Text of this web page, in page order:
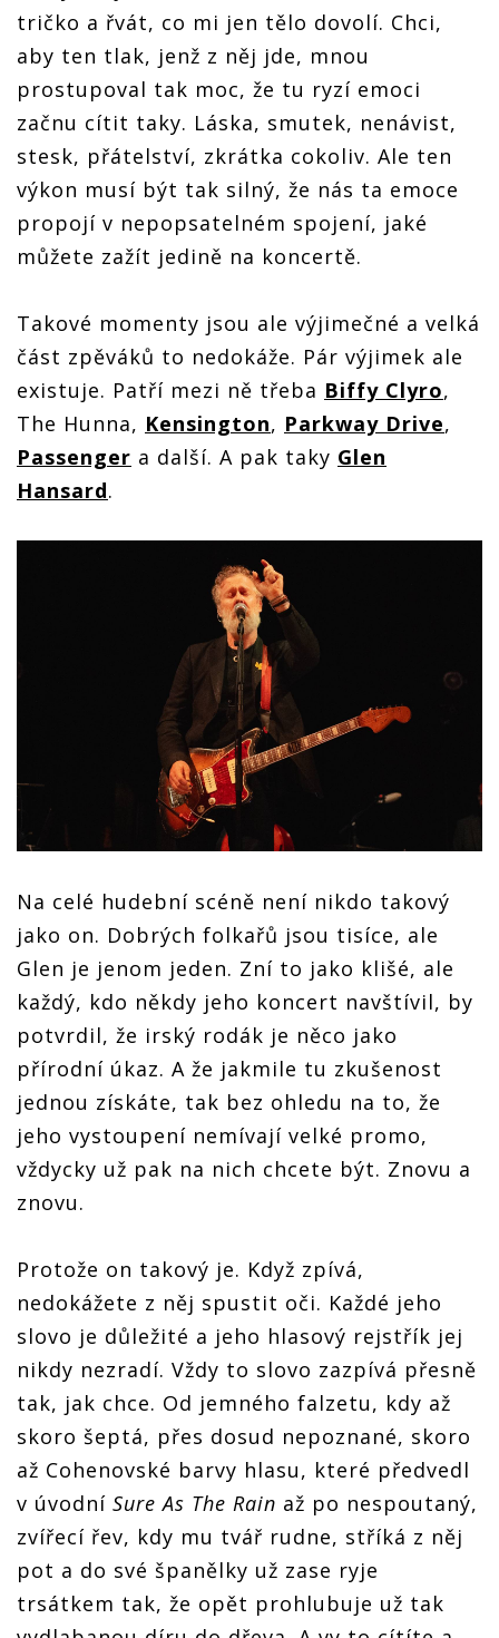
tričko a řvát, co mi jen tělo dovolí. Chci,
aby ten tlak, jenž z něj jde, mnou
prostupoval tak moc, že tu ryzí emoci
začnu cítit taky. Láska, smutek, nenávist,
stesk, přátelství, zkrátka cokoliv. Ale ten
výkon musí být tak silný, že nás ta emoce
propojí v nepopsatelném spojení, jaké
můžete zažít jedině na koncertě.
Takové momenty jsou ale výjimečné a velká
část zpěváků to nedokáže. Pár výjimek ale
existuje. Patří mezi ně třeba Biffy Clyro,
The Hunna, Kensington, Parkway Drive,
Passenger a další. A pak taky Glen
Hansard.
Na celé hudební scéně není nikdo takový
jako on. Dobrých folkařů jsou tisíce, ale
Glen je jenom jeden. Zní to jako klišé, ale
každý, kdo někdy jeho koncert navštívil, by
potvrdil, že irský rodák je něco jako
přírodní úkaz. A že jakmile tu zkušenost
jednou získáte, tak bez ohledu na to, že
jeho vystoupení nemívají velké promo,
vždycky už pak na nich chcete být. Znovu a
znovu.
Protože on takový je. Když zpívá,
nedokážete z něj spustit oči. Každé jeho
slovo je důležité a jeho hlasový rejstřík jej
nikdy nezradí. Vždy to slovo zazpívá přesně
tak, jak chce. Od jemného falzetu, kdy až
skoro šeptá, přes dosud nepoznané, skoro
až Cohenovské barvy hlasu, které předvedl
v úvodní Sure As The Rain až po nespoutaný,
zvířecí řev, kdy mu tvář rudne, stříká z něj
pot a do své španělky už zase ryje
trsátkem tak, že opět prohlubuje už tak